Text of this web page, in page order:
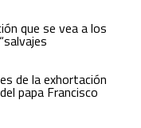
que se vea a los
de la exhortación
papa Francisco